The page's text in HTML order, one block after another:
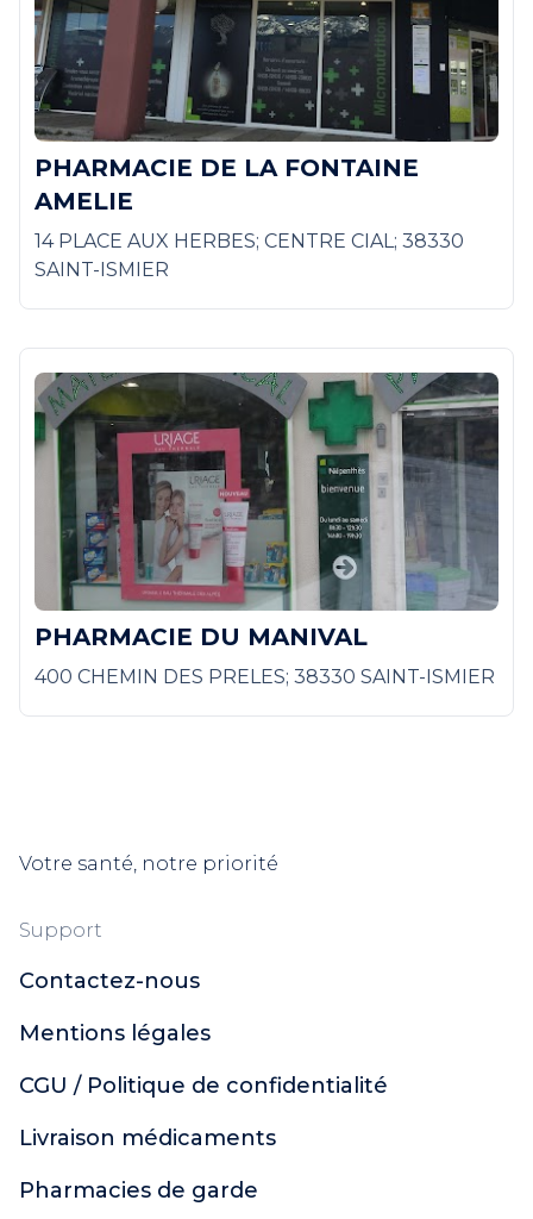
PHARMACIE DE LA FONTAINE
AMELIE
14 PLACE AUX HERBES; CENTRE CIAL; 38330
SAINT-ISMIER
PHARMACIE DU MANIVAL
400 CHEMIN DES PRELES; 38330 SAINT-ISMIER
Votre santé, notre priorité
Support
Contactez-nous
Mentions légales
CGU / Politique de confidentialité
Livraison médicaments
Pharmacies de garde